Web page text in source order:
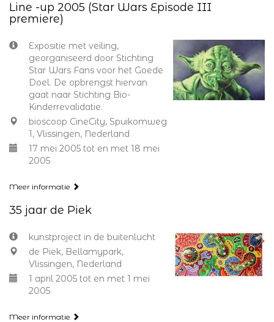
Line -up 2005 (Star Wars Episode III
premiere)
Expositie met veiling,
georganiseerd door Stichting
Star Wars Fans voor het Goede
Doel. De opbrengst hiervan
gaat naar Stichting Bio-
Kinderrevalidatie.
bioscoop CineCity, Spuikomweg
1, Vlissingen, Nederland
17 mei 2005 tot en met 18 mei
2005
Meer informatie
35 jaar de Piek
kunstproject in de buitenlucht
de Piek, Bellamypark,
Vlissingen, Nederland
1 april 2005 tot en met 1 mei
2005
Meer informatie